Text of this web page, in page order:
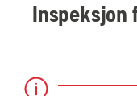
Inspeksjon